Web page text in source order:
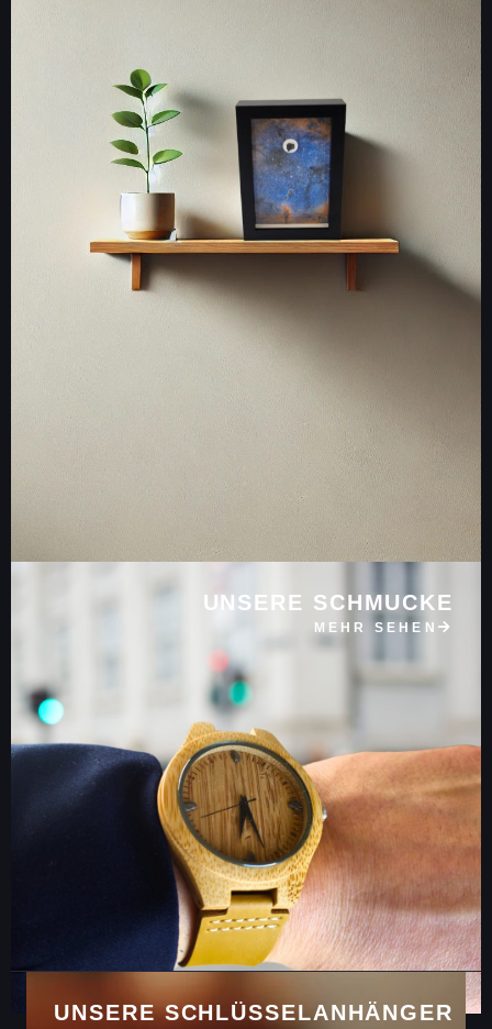
UNSERE SCHMUCKE
MEHR SEHEN
UNSERE SCHLÜSSELANHÄNGER